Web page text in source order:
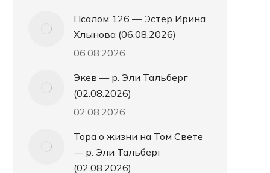
Псалом 126 — Эстер Ирина
Хлынова (06.08.2026)
06.08.2026
Экев — р. Эли Тальберг
(02.08.2026)
02.08.2026
Тора о жизни на Том Свете
— р. Эли Тальберг
(02.08.2026)